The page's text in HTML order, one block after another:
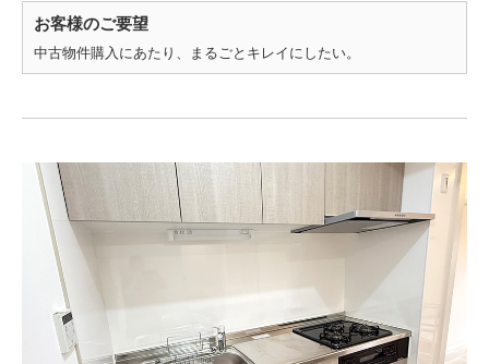
お客様のご要望
中古物件購入にあたり、まるごとキレイにしたい。